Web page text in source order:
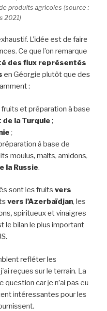
produits agricoles (source :
2021)
L’idée est de faire
Ce que l’on remarque
des flux représentés
en Géorgie plutôt que des
:
et préparation à base
de la Turquie ;
;
à base de
moulus, malts, amidons,
la Russie.
sont les fruits vers
vers l’Azerbaïdjan, les
spiritueux et vinaigres
le bilan le plus important
refléter les
reçues sur le terrain. La
car je n’ai pas eu
intéressantes pour les